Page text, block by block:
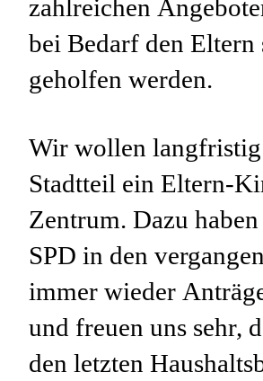
zahlreichen
bei Bedarf den Eltern
geholfen werden.
Wir wollen
Stadtteil ein Eltern-
Zentrum. Dazu
SPD in den
immer wieder
und freuen uns sehr,
den letzten